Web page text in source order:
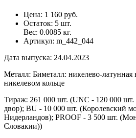
Цена: 1 160 руб.
Остаток: 5 шт.
Вес: 0.0085 кг.
Артикул: m_442_044
Дата выпуска: 24.04.2023
Металл: Биметалл: никелево-латунная
никелевом кольце
Тираж: 261 000 шт. (UNC - 120 000
двор); BU - 10 000 шт. (Королевский
Нидерландов); PROOF - 3 500 шт.
Словакии))